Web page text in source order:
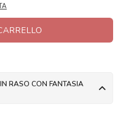
RASO CON FANTASIA